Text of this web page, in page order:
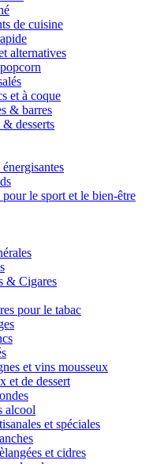
de cuisine
alternatives
et à coque
& barres
desserts
pour le sport et le bien-être
& Cigares
pour le tabac
et vins mousseux
et de dessert
alcool
et spéciales
et cidres